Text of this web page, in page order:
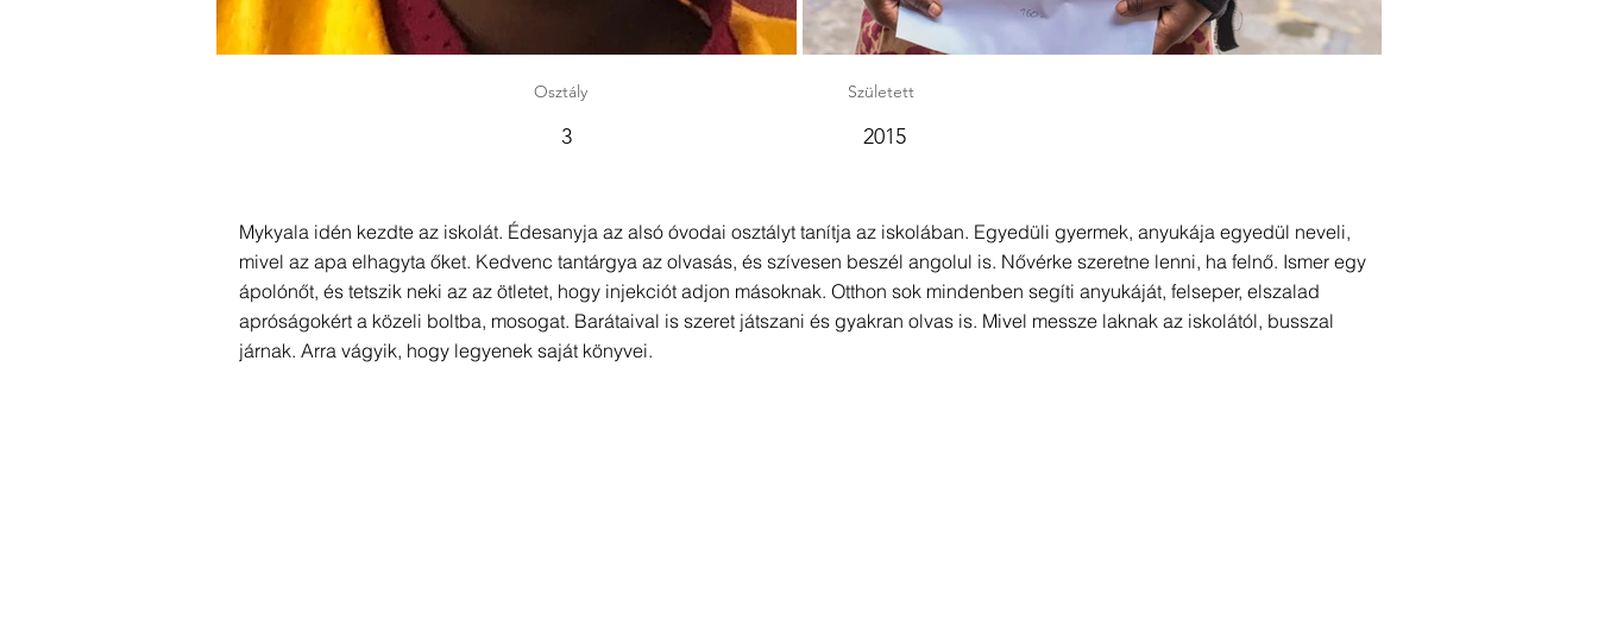
Osztály
3
Született
2015
Mykyala idén kezdte az iskolát. Édesanyja az alsó óvodai osztályt tanítja az iskolában. Egyedüli gyermek, anyukája egyedül neveli,
mivel az apa elhagyta őket. Kedvenc tantárgya az olvasás, és szívesen beszél angolul is. Nővérke szeretne lenni, ha felnő. Ismer egy
ápolónőt, és tetszik neki az az ötletet, hogy injekciót adjon másoknak. Otthon sok mindenben segíti anyukáját, felseper, elszalad
apróságokért a közeli boltba, mosogat. Barátaival is szeret játszani és gyakran olvas is. Mivel messze laknak az iskolától, busszal
járnak. Arra vágyik, hogy legyenek saját könyvei.